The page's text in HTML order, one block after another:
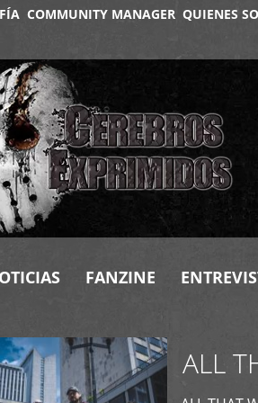
COMMUNITY MANAGER QUIENES
FANZINE
+
ALL